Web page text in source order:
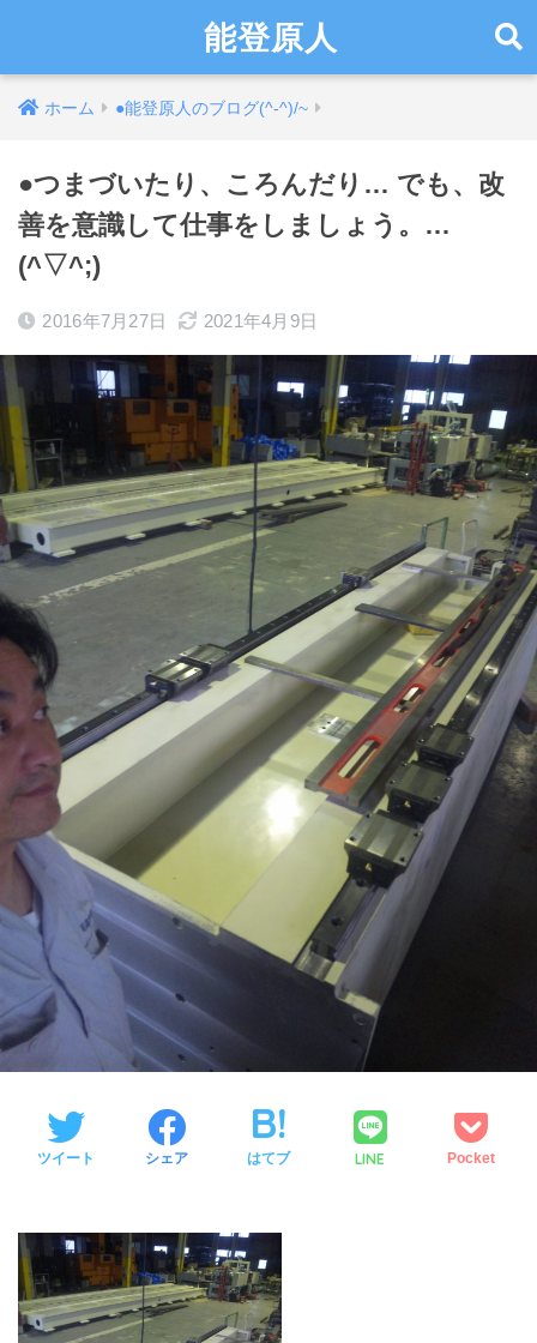
能登原人
ホーム ●能登原人のブログ(^-^)/~
●つまづいたり、ころんだり… でも、改
善を意識して仕事をしましょう。…
(^▽^;)
2016年7月27日 2021年4月9日
ツイート シェア はてブ LINE Pocket